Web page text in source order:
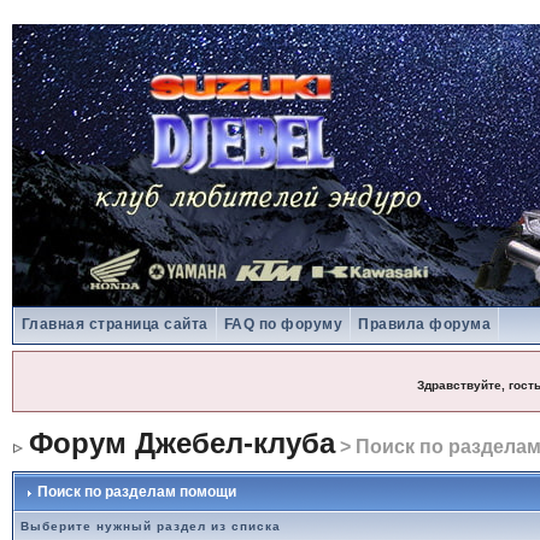
Главная страница сайта FAQ по форуму Правила форума
Здравствуйте, гость
Форум Джебел-клуба> Поиск по
Поиск по разделам помощи
Выберите нужный раздел из списка